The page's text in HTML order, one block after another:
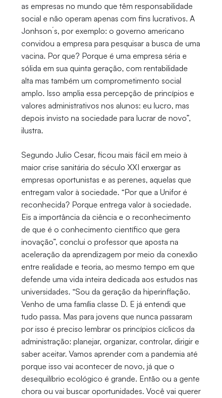
as empresas no mundo que têm responsabilidade
social e não operam apenas com fins lucrativos. A
Jonhson´s, por exemplo: o governo americano
convidou a empresa para pesquisar a busca de uma
vacina. Por que? Porque é uma empresa séria e
sólida em sua quinta geração, com rentabilidade
alta mas também um comprometimento social
amplo. Isso amplia essa percepção de princípios e
valores administrativos nos alunos: eu lucro, mas
depois invisto na sociedade para lucrar de novo”,
ilustra.
Segundo Julio Cesar, ficou mais fácil em meio à
maior crise sanitária do século XXI enxergar as
empresas oportunistas e as perenes, aquelas que
entregam valor à sociedade. “Por que a Unifor é
reconhecida? Porque entrega valor à sociedade.
Eis a importância da ciência e o reconhecimento
de que é o conhecimento científico que gera
inovação”, conclui o professor que aposta na
aceleração da aprendizagem por meio da conexão
entre realidade e teoria, ao mesmo tempo em que
defende uma vida inteira dedicada aos estudos nas
universidades. “Sou da geração da hiperinflação.
Venho de uma família classe D. E já entendi que
tudo passa. Mas para jovens que nunca passaram
por isso é preciso lembrar os princípios cíclicos da
administração: planejar, organizar, controlar, dirigir e
saber aceitar. Vamos aprender com a pandemia até
porque isso vai acontecer de novo, já que o
desequilíbrio ecológico é grande. Então ou a gente
chora ou vai buscar oportunidades. Você vai querer